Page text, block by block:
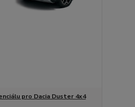
pro Dacia Duster 4x4